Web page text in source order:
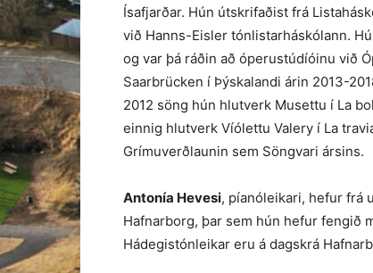
Ísafjarðar. Hún útskrifaðist frá
við Hanns-Eisler tónlistarháskólann.
og var þá ráðin að óperustúdíóinu við
Saarbrücken í Þýskalandi árin 2013-
2012 söng hún hlutverk Musettu í La
einnig hlutverk Víólettu Valery í La
Grímuverðlaunin sem Söngvari ársins.
Antonía Hevesi, píanóleikari, hefur frá
Hafnarborg, þar sem hún hefur fengið
Hádegistónleikar eru á dagskrá